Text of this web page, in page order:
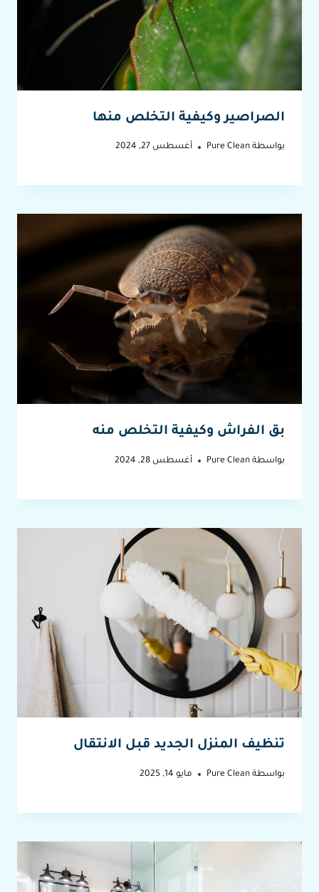
الصراصير وكيفية التخلص منها
بواسطة Pure Clean أغسطس 27, 2024
بق الفراش وكيفية التخلص منه
بواسطة Pure Clean أغسطس 28, 2024
تنظيف المنزل الجديد قبل الانتقال
بواسطة Pure Clean مايو 14, 2025